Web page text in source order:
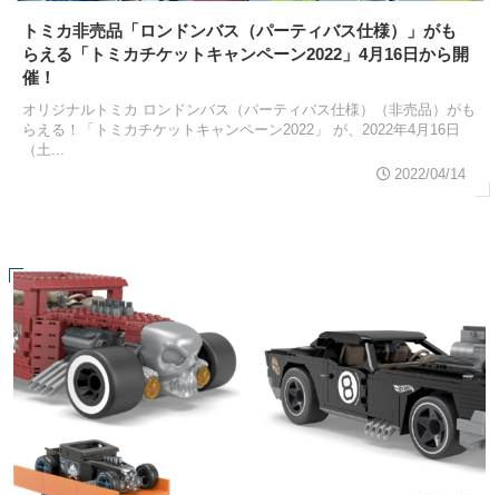
トミカ非売品「ロンドンバス（パーティバス仕様）」がも
らえる「トミカチケットキャンペーン2022」4月16日から開
催！
オリジナルトミカ ロンドンバス（パーティバス仕様）（非売品）がも
らえる！「トミカチケットキャンペーン2022」 が、2022年4月16日
（土...
2022/04/14